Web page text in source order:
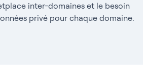
inter-domaines et le besoin
privé pour chaque domaine.